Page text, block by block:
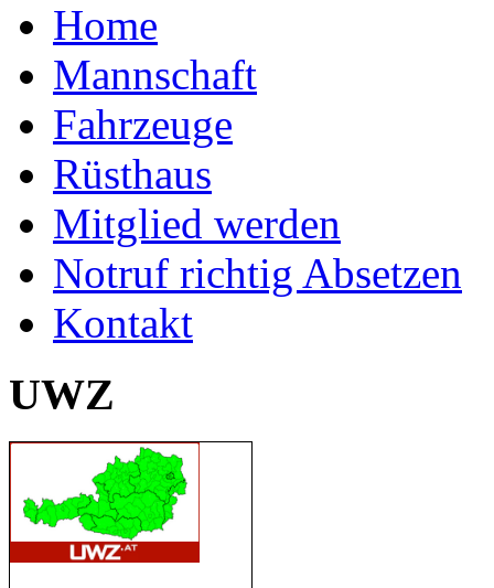
Home
Mannschaft
Fahrzeuge
Rüsthaus
Mitglied werden
Notruf richtig Absetzen
Kontakt
UWZ